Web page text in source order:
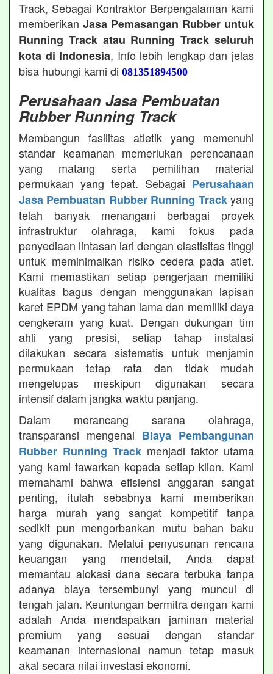
Track, Sebagai Kontraktor Berpengalaman kami
memberikan Jasa Pemasangan Rubber untuk
Running Track atau Running Track seluruh
kota di Indonesia, Info lebih lengkap dan jelas
bisa hubungi kami di 081351894500
Perusahaan Jasa Pembuatan
Rubber Running Track
Membangun fasilitas atletik yang memenuhi
standar keamanan memerlukan perencanaan
yang matang serta pemilihan material
permukaan yang tepat. Sebagai Perusahaan
Jasa Pembuatan Rubber Running Trackyang
telah banyak menangani berbagai proyek
infrastruktur olahraga, kami fokus pada
penyediaan lintasan lari dengan elastisitas tinggi
untuk meminimalkan risiko cedera pada atlet.
Kami memastikan setiap pengerjaan memiliki
kualitas bagus dengan menggunakan lapisan
karet EPDM yang tahan lama dan memiliki daya
cengkeram yang kuat. Dengan dukungan tim
ahli yang presisi, setiap tahap instalasi
dilakukan secara sistematis untuk menjamin
permukaan tetap rata dan tidak mudah
mengelupas meskipun digunakan secara
intensif dalam jangka waktu panjang.
Dalam merancang sarana olahraga,
transparansi mengenai Biaya Pembangunan
Rubber Running Track menjadi faktor utama
yang kami tawarkan kepada setiap klien. Kami
memahami bahwa efisiensi anggaran sangat
penting, itulah sebabnya kami memberikan
harga murah yang sangat kompetitif tanpa
sedikit pun mengorbankan mutu bahan baku
yang digunakan. Melalui penyusunan rencana
keuangan yang mendetail, Anda dapat
memantau alokasi dana secara terbuka tanpa
adanya biaya tersembunyi yang muncul di
tengah jalan. Keuntungan bermitra dengan kami
adalah Anda mendapatkan jaminan material
premium yang sesuai dengan standar
keamanan internasional namun tetap masuk
akal secara nilai investasi ekonomi.